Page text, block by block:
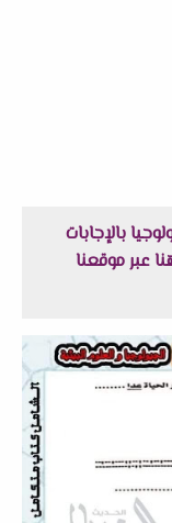
بالإجابات
الدور الأول 2024 م هنا عبر موقعنا